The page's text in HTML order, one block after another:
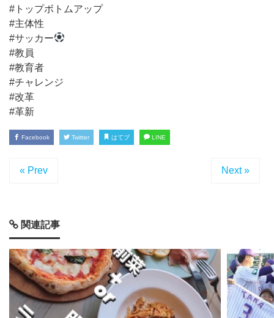
#トップボトムアップ
#主体性
#サッカー
#教員
#教育者
#チャレンジ
#改革
#革新
Facebook Twitter はてブ LINE
« Prev Next »
関連記事